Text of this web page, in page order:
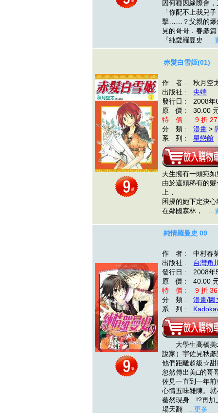
因何種因緣際會
「你配不上我兒
擊……？父親的爆
見的哥哥．春彥
『純愛羅曼史
赤髮白雪姬(01)
作 者 : 秋月空
出版社 : 尖端
發行日 : 2008年
原 價 : 30.00
特 價 : 9 折 27
分 類 : 漫畫 >
系 列 : 星戀館
天生擁有一頭宛
由於這頭稀有的
上，
困擾的她下定決
在鄰國森林，
純情羅曼史 09
作 者 : 中村春
出版社 : 台灣角
發行日 : 2008年
原 價 : 40.00
特 價 : 9 折 36
分 類 : 漫畫/圖
系 列 :
大學生高橋美□
說家）宇佐見秋
他們距離超級☆甜
忽然傳出美□的哥
佐見一直到一年
心情五味雜陳。
驀然現身…!?再加
場天翻
...更多